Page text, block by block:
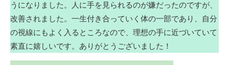
うになりました。人に手を見られるのが嫌だったのですが、
改善されました。一生付き合っていく体の一部であり、自分
の視線にもよく入るところなので、理想の手に近づいていて
素直に嬉しいです。ありがとうございました！